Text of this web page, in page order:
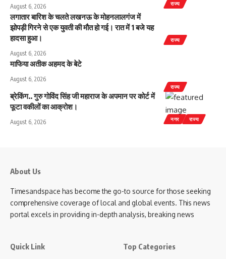
राज्य
August 6, 2026
राज्य
लगातार बारिश के चलते लखनऊ के मोहनलालगंज में
झोपड़ी गिरने से एक युवती की मौत हो गई। रात में 1 बजे यह
हादसा हुआ।
August 6, 2026
राज्य
माफिया अतीक अहमद के बेटे
August 6, 2026
नगर राज्य
ब्रेकिंग.. गुरु गोविंद सिंह जी महाराज के अपमान पर कोर्ट में
फूटा वकीलों का आक्रोश।
August 6, 2026
About Us
Timesandspace has become the go-to source for those seeking
comprehensive coverage of local and global events. This news
portal excels in providing in-depth analysis, breaking news
Quick Link Top Categories